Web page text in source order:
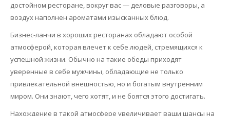
достойном ресторане, вокруг вас — деловые разговоры, а
воздух наполнен ароматами изысканных блюд.
Бизнес-ланчи в хороших ресторанах обладают особой
атмосферой, которая влечет к себе людей, стремящихся к
успешной жизни. Обычно на такие обеды приходят
уверенные в себе мужчины, обладающие не только
привлекательной внешностью, но и богатым внутренним
миром. Они знают, чего хотят, и не боятся этого достигать.
Нахождение в такой атмосфере увеличивает ваши шансы на